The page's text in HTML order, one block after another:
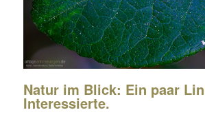
Natur im Blick: Ein paar
Interessierte.